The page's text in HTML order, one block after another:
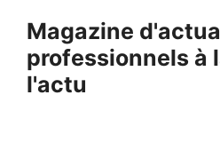
contenu
Magazine
professionnels à
l'actu